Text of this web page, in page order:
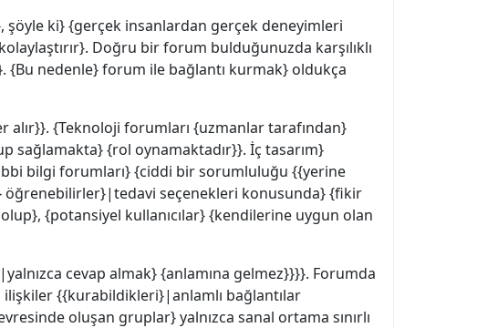
ki} {gerçek insanlardan gerçek deneyimleri
Doğru bir forum bulduğunuzda karşılıklı
nedenle} forum ile bağlantı kurmak} oldukça
{Teknoloji forumları {uzmanlar tarafından}
{rol oynamaktadır}}. İç tasarım}
bilgi forumları} {ciddi bir sorumluluğu {{yerine
seçenekleri konusunda} {fikir
{potansiyel kullanıcılar} {kendilerine uygun olan
cevap almak} {anlamına gelmez}}}}. Forumda
{{kurabildikleri}|anlamlı bağlantılar
oluşan gruplar} yalnızca sanal ortama sınırlı